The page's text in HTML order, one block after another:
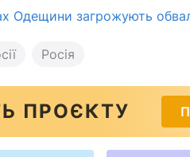
Одещини загрожують
Росія
ПРОЄКТУ